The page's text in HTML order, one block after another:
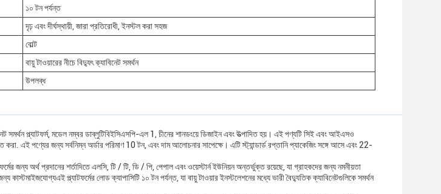
১০ টন পর্যন্ত
দৃঢ় এবং দীর্ঘস্থায়ী, জারা প্রতিরোধী, ইনস্টল করা সহজ
বোল্ট
বায়ু টাওয়ারের নীচে বিদ্যুৎ ক্যাবিনেট সমর্থন
উপলব্ধ
সমর্থন প্ল্যাটফর্ম, মডেল নম্বর ডাব্লুটিবিইসিএসপি-এল 1, চীনের শানডংয়ে ডিজাইন এবং উত্পাদিত হয়। এই পণ্যটি সিই এবং আইএসও
করা. এই পণ্যের জন্য সর্বনিম্ন অর্ডার পরিমাণ 10 টন, এবং দাম আলোচনার সাপেক্ষে। এটি স্ট্যান্ডার্ড রপ্তানি প্যাকেজিং সঙ্গে আসে এবং 22-
জন্য অর্থ প্রদানের শর্তাদিতে এলসি, টি / টি, ডি / পি, পেপাল এবং ওয়েস্টার্ন ইউনিয়ন অন্তর্ভুক্ত রয়েছে, যা গ্রাহকদের জন্য নমনীয়তা
কাস্টমাইজযোগ্যএই প্ল্যাটফর্মের লোড ক্যাপাসিটি ১০ টন পর্যন্ত, যা বায়ু টাওয়ার ইনস্টলেশনের মধ্যে ভারী বৈদ্যুতিক ক্যাবিনেটগুলিকে সমর্থন